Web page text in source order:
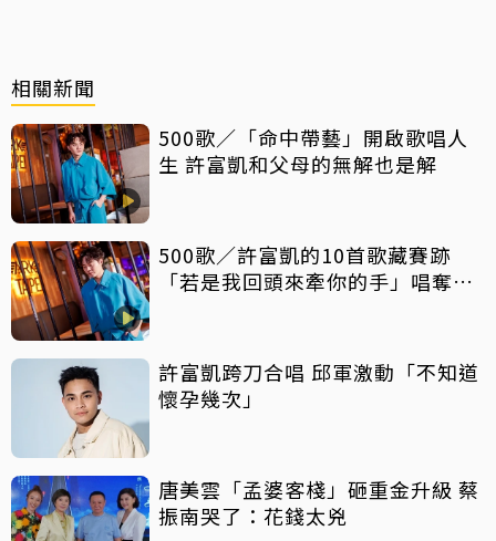
相關新聞
500歌／「命中帶藝」開啟歌唱人
生 許富凱和父母的無解也是解
500歌／許富凱的10首歌藏賽跡
「若是我回頭來牽你的手」唱奪首
許富凱跨刀合唱 邱軍激動「不知道
懷孕幾次」
唐美雲「孟婆客棧」砸重金升級 蔡
振南哭了：花錢太兇